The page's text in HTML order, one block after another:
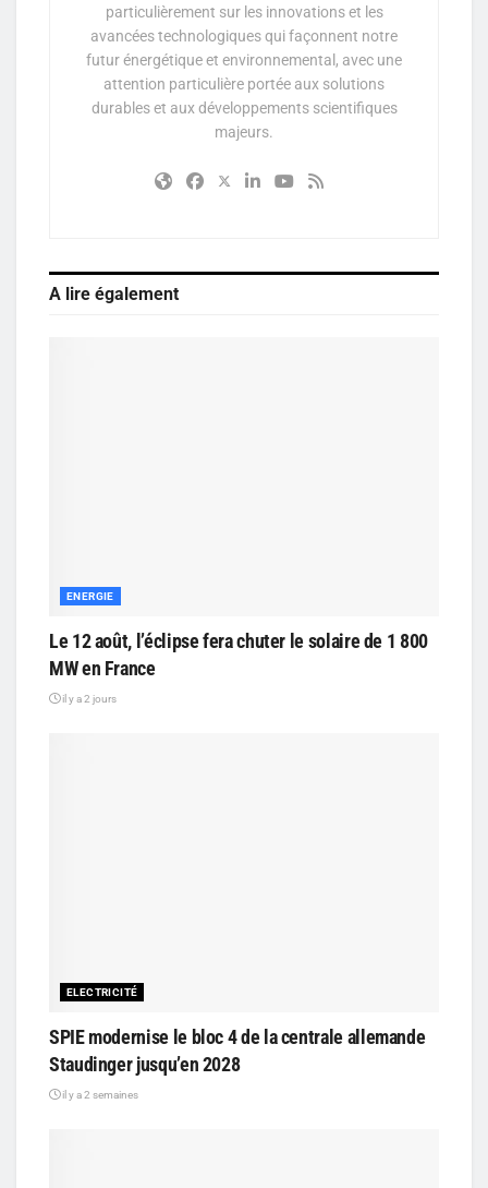
particulièrement sur les innovations et les
avancées technologiques qui façonnent notre
futur énergétique et environnemental, avec une
attention particulière portée aux solutions
durables et aux développements scientifiques
majeurs.
A lire également
ENERGIE
Le 12 août, l’éclipse fera chuter le solaire de 1 800
MW en France
il y a 2 jours
ELECTRICITÉ
SPIE modernise le bloc 4 de la centrale allemande
Staudinger jusqu’en 2028
il y a 2 semaines